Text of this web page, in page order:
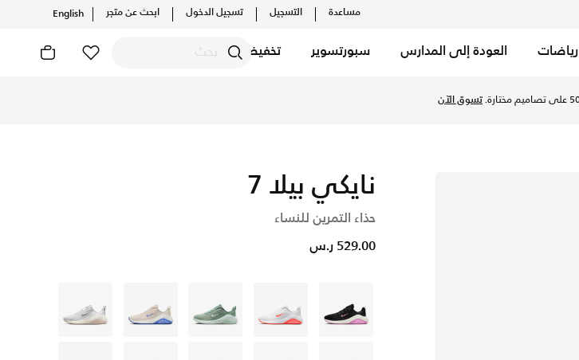
مساعدة التسجيل تسجيل الدخول ابحث عن متجر English
رياضات العودة إلى المدارس سبورتسوير تخفيضات
تسوق الآن
نايكي بيلا 7
حذاء التمرين للنساء
529.00 ر.س
أسود أبيض أسود أبيض أبيض